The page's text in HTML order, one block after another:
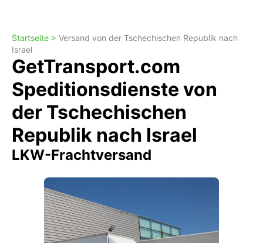
Startseite > Versand von der Tschechischen Republik nach
Israel
GetTransport.com
Speditionsdienste von
der Tschechischen
Republik nach Israel
LKW-Frachtversand